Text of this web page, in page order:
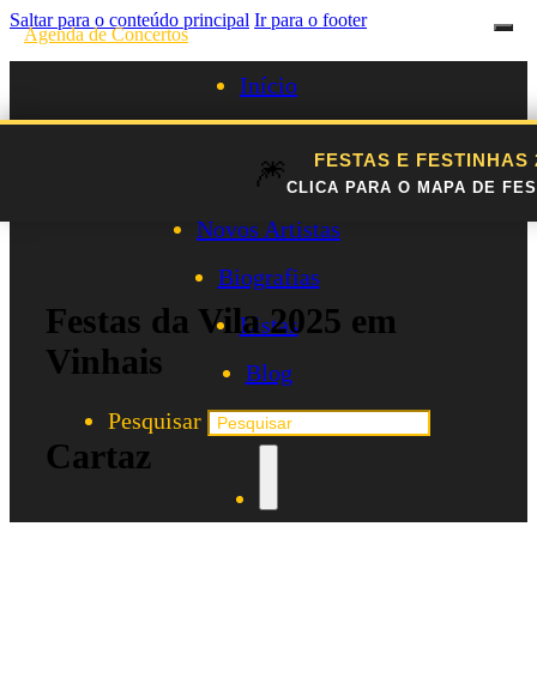
Saltar para o conteúdo principal Ir para o footer
Agenda de Concertos
Início
Festivais
Agenda de Artistas
Novos Artistas
Biografias
Listas
Blog
Pesquisar
🎆 FESTAS E
CLICA PARA O MAPA DE
Festas da Vila 2025 em
Vinhais
Cartaz